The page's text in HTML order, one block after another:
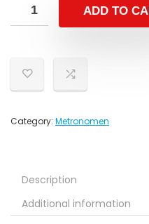
ADD TO
Category: Metronomen
Description
Additional information